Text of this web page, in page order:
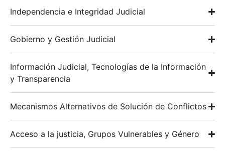
Independencia e Integridad Judicial
Gobierno y Gestión Judicial
Información Judicial, Tecnologías de la Información
y Transparencia
Mecanismos Alternativos de Solución de Conflictos
Acceso a la justicia, Grupos Vulnerables y Género